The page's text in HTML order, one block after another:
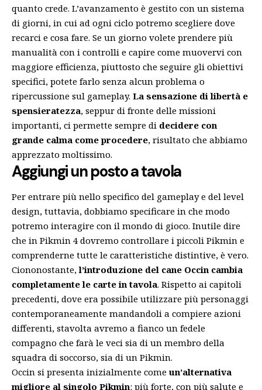
quanto crede. L’avanzamento è gestito con un sistema
di giorni, in cui ad ogni ciclo potremo scegliere dove
recarci e cosa fare. Se un giorno volete prendere più
manualità con i controlli e capire come muovervi con
maggiore efficienza, piuttosto che seguire gli obiettivi
specifici, potete farlo senza alcun problema o
ripercussione sul gameplay. La sensazione di libertà e
spensieratezza, seppur di fronte delle missioni
importanti, ci permette sempre di decidere con
grande calma come procedere, risultato che abbiamo
apprezzato moltissimo.
Aggiungi un posto a tavola
Per entrare più nello specifico del gameplay e del level
design, tuttavia, dobbiamo specificare in che modo
potremo interagire con il mondo di gioco. Inutile dire
che in Pikmin 4 dovremo controllare i piccoli Pikmin e
comprenderne tutte le caratteristiche distintive, è vero.
Ciononostante,l’introduzione del cane Occin cambia
completamente le carte in tavola. Rispetto ai capitoli
precedenti, dove era possibile utilizzare più personaggi
contemporaneamente mandandoli a compiere azioni
differenti, stavolta avremo a fianco un fedele
compagno che farà le veci sia di un membro della
squadra di soccorso, sia di un Pikmin.
Occin si presenta inizialmente come un’alternativa
migliore al singolo Pikmin: più forte, con più salute e